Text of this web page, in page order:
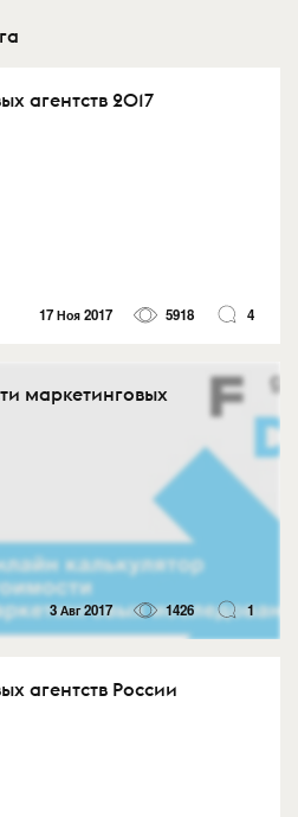
агентств 2017
17 Ноя 2017 5918 4
маркетинговых
3 Авг 2017 1426 1
агентств России